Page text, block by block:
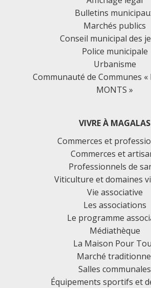
Bulletins
Marchés publics
Conseil municipal des
Police municipale
Urbanisme
Communauté de Communes «
MONTS »
VIVRE À MAGALAS
Commerces et
Commerces et
Professionnels de
Viticulture et domaines
Vie associative
Les associations
Le programme
Médiathèque
La Maison Pour
Marché
Salles communales
Équipements sportifs et